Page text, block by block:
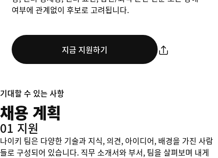
여부에 관계없이 후보로 고려됩니다.
지금 지원하기
기대할 수 있는 사항
채용 계획
01 지원
나이키 팀은 다양한 기술과 지식, 의견, 아이디어, 배경을 가진 사람
들로 구성되어 있습니다. 직무 소개서와 부서, 팀을 살펴보며 내게